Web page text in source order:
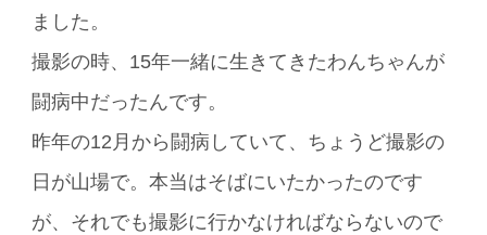
ました。
撮影の時、15年一緒に生きてきたわんちゃんが
闘病中だったんです。
昨年の12月から闘病していて、ちょうど撮影の
日が山場で。本当はそばにいたかったのです
が、それでも撮影に行かなければならないので